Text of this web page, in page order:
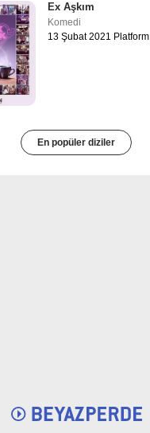
Ex Aşkım
Komedi
13 Şubat 2021
En popüler diziler